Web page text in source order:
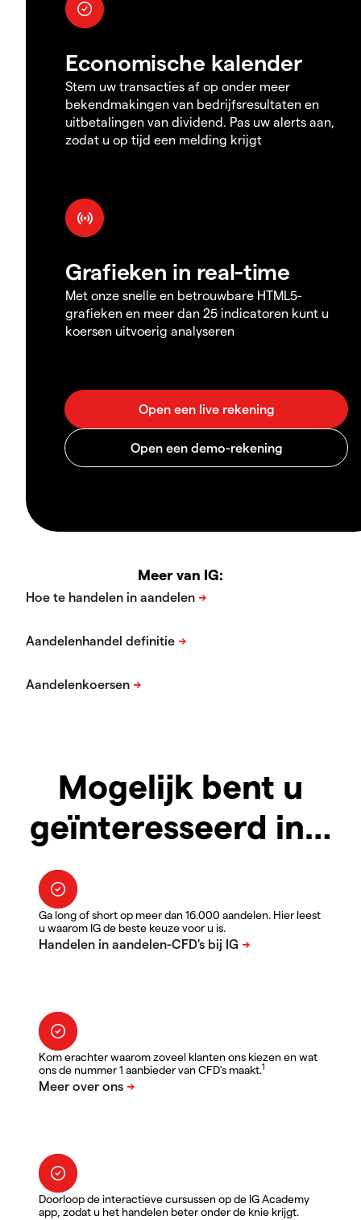
Economische kalender
Stem uw transacties af op onder meer
bekendmakingen van bedrijfsresultaten en
uitbetalingen van dividend. Pas uw alerts aan,
zodat u op tijd een melding krijgt
Grafieken in real-time
Met onze snelle en betrouwbare HTML5-
grafieken en meer dan 25 indicatoren kunt u
koersen uitvoerig analyseren
Meer van IG:
Mogelijk bent u
geïnteresseerd in…
Ga long of short op meer dan 16.000 aandelen. Hier leest
u waarom IG de beste keuze voor u is.
Kom erachter waarom zoveel klanten ons kiezen en wat
ons de nummer 1 aanbieder van CFD's maakt.1
Doorloop de interactieve cursussen op de IG Academy
app, zodat u het handelen beter onder de knie krijgt.